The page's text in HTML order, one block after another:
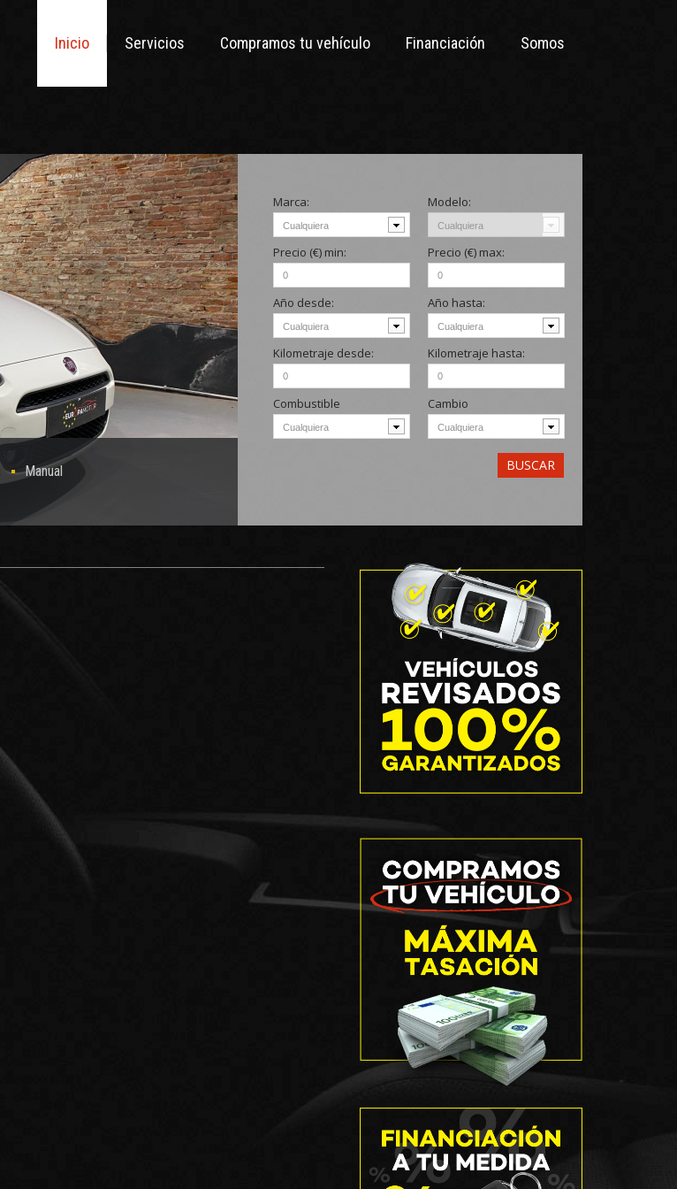
Inicio Servicios Compramos tu vehículo Financiación Somos
Manual
Marca: Modelo:
Precio (€) min: Precio (€) max:
Año desde: Año hasta:
Kilometraje desde: Kilometraje hasta:
Combustible Cambio